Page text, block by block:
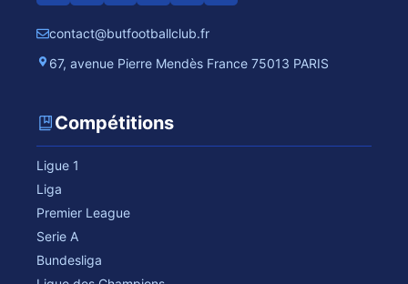
contact@butfootballclub.fr
67, avenue Pierre Mendès France 75013 PARIS
Compétitions
Ligue 1
Liga
Premier League
Serie A
Bundesliga